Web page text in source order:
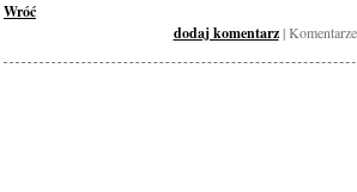
Wróć
dodaj komentarz|